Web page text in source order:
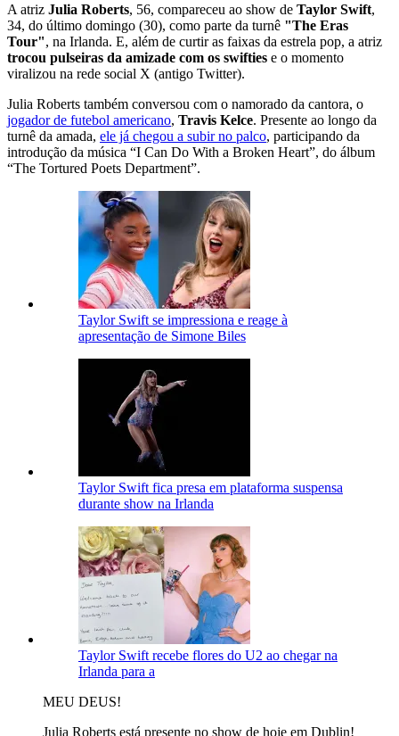
A atriz Julia Roberts, 56, compareceu ao show de Taylor Swift,
34, do último domingo (30), como parte da turnê "The Eras
Tour", na Irlanda. E, além de curtir as faixas da estrela pop, a atriz
trocou pulseiras da amizade com os swifties e o momento
viralizou na rede social X (antigo Twitter).
Julia Roberts também conversou com o namorado da cantora, o
jogador de futebol americano, Travis Kelce. Presente ao longo da
turnê da amada, ele já chegou a subir no palco, participando da
introdução da música “I Can Do With a Broken Heart”, do álbum
“The Tortured Poets Department”.
Taylor Swift se impressiona e reage à
apresentação de Simone Biles
Taylor Swift fica presa em plataforma suspensa
durante show na Irlanda
Taylor Swift recebe flores do U2 ao chegar na
Irlanda para a
MEU DEUS!
Julia Roberts está presente no show de hoje em Dublin!